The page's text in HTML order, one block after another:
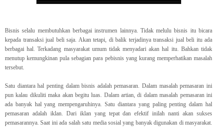
Bisnis selalu membutuhkan berbagai instrumen lainnya. Tidak melulu bisnis itu bicara
kepada transaksi jual beli saja. Akan tetapi, di balik terjadinya transaksi jual beli itu ada
berbagai hal. Terkadang masyarakat umum tidak menyadari akan hal itu. Bahkan tidak
menutup kemungkinan pula sebagian para pebisnis yang kurang memperhatikan masalah
tersebut.
Satu diantara hal penting dalam bisnis adalah pemasaran. Dalam masalah pemasaran ini
pun kalau dikuliti maka akan begitu luas. Dalam artian, di dalam masalah pemasaran ini
ada banyak hal yang mempengaruhinya. Satu diantara yang paling penting dalam hal
pemasaran adalah iklan. Dari iklan yang tepat dan efektif inilah nanti akan sukses
pemasarannya. Saat ini ada salah satu media sosial yang banyak digunakan di masyarakat.